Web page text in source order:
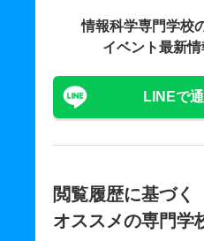
情報科学専門学校
イベント最新
LINEで
閲覧履歴に基づく
オススメの専門学